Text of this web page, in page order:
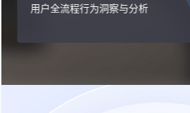
用户全流程行为洞察与分析